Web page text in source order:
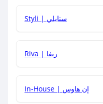
مع العروض الأخرى؟
Styli | ستايلي
Riva | ريفا
In-House | إن هاوس